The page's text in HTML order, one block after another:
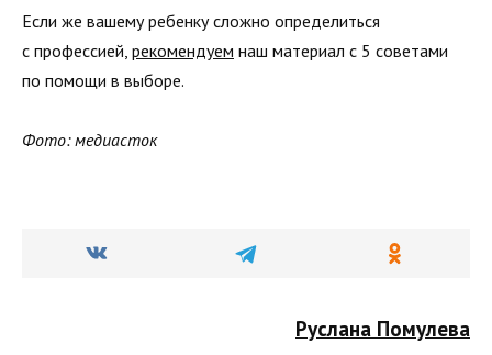
Если же вашему ребенку сложно определиться
с профессией, рекомендуем наш материал с 5 советами
по помощи в выборе.
Фото: медиасток
Руслана Помулева